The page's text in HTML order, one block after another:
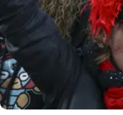
Le
trasmissioni
Work
in
Progress
L'Italia